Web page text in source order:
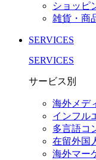
ショッピ
雑貨・商
SERVICES
SERVICES
サービス別
海外メデ
インフル
多言語コ
在留外国
海外マー